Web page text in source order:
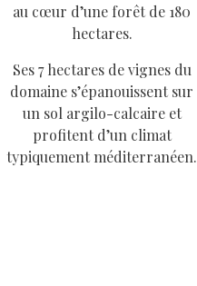
au cœur d’une forêt de 180
hectares.
Ses 7 hectares de vignes du
domaine s’épanouissent sur
un sol argilo-calcaire et
profitent d’un climat
typiquement méditerranéen.